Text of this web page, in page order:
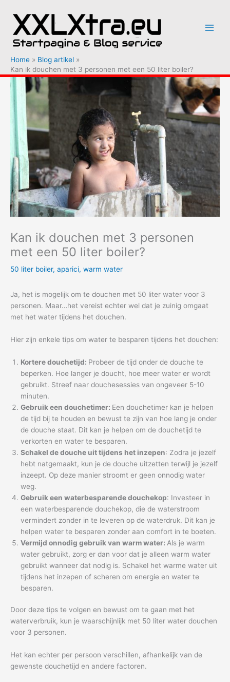
naar
inhoud
Home
Blog artikel
Kan ik douchen met 3 personen met een 50 liter boiler?
Kan ik douchen met 3 personen
met een 50 liter boiler?
50 liter boiler, aparici, warm water
Ja, het is mogelijk om te douchen met 50 liter water voor 3
personen. Maar…het vereist echter wel dat je zuinig omgaat
met het water tijdens het douchen.
Hier zijn enkele tips om water te besparen tijdens het douchen:
Kortere douchetijd: Probeer de tijd onder de douche te
beperken. Hoe langer je doucht, hoe meer water er wordt
gebruikt. Streef naar douchesessies van ongeveer 5-10
minuten.
Gebruik een douchetimer: Een douchetimer kan je helpen
de tijd bij te houden en bewust te zijn van hoe lang je onder
de douche staat. Dit kan je helpen om de douchetijd te
verkorten en water te besparen.
Schakel de douche uit tijdens het inzepen: Zodra je jezelf
hebt natgemaakt, kun je de douche uitzetten terwijl je jezelf
inzeept. Op deze manier stroomt er geen onnodig water
weg.
Gebruik een waterbesparende douchekop: Investeer in
een waterbesparende douchekop, die de waterstroom
vermindert zonder in te leveren op de waterdruk. Dit kan je
helpen water te besparen zonder aan comfort in te boeten.
Vermijd onnodig gebruik van warm water: Als je warm
water gebruikt, zorg er dan voor dat je alleen warm water
gebruikt wanneer dat nodig is. Schakel het warme water uit
tijdens het inzepen of scheren om energie en water te
besparen.
Door deze tips te volgen en bewust om te gaan met het
waterverbruik, kun je waarschijnlijk met 50 liter water douchen
voor 3 personen.
Het kan echter per persoon verschillen, afhankelijk van de
gewenste douchetijd en andere factoren.